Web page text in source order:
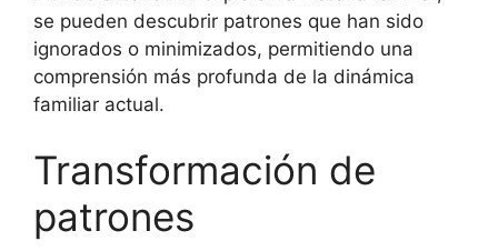
se pueden descubrir patrones que han sido
ignorados o minimizados, permitiendo una
comprensión más profunda de la dinámica
familiar actual.
Transformación de
patrones